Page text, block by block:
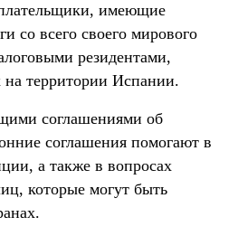
имеющие
со всего своего мирового
резидентами,
на территории Испании.
соглашениями об
соглашения помогают в
а также в вопросах
которые могут быть